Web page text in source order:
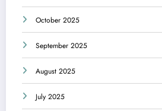
October 2025
September 2025
August 2025
July 2025